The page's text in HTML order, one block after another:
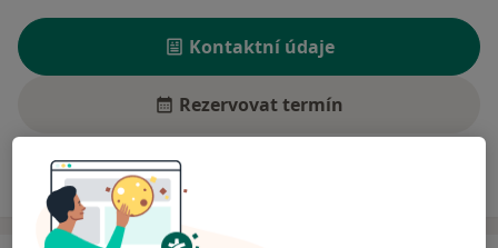
Kontaktní údaje
Rezervovat termín
Ceník Adresy